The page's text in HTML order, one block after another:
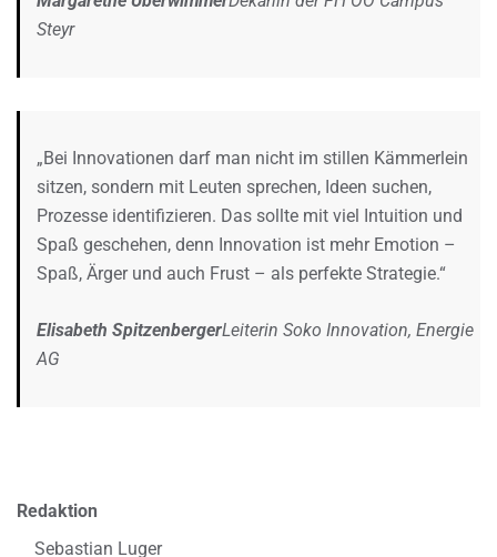
Steyr
„Bei Innovationen darf man nicht im stillen Kämmerlein
sitzen, sondern mit Leuten sprechen, Ideen suchen,
Prozesse identifizieren. Das sollte mit viel Intuition und
Spaß geschehen, denn Innovation ist mehr Emotion –
Spaß, Ärger und auch Frust – als perfekte Strategie.“
Elisabeth SpitzenbergerLeiterin Soko Innovation, Energie
AG
Redaktion
Sebastian Luger